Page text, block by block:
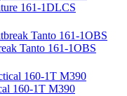
161-1DLCS
Tanto 161-1OBS
160-1T M390